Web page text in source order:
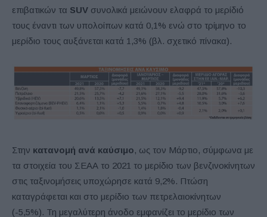
επιβατικών τα SUV συνολικά μειώνουν ελαφρά το μερίδιό
τους έναντι των υπολοίπων κατά 0,1% ενώ στο τρίμηνο το
μερίδιο τους αυξάνεται κατά 1,3% (βλ. σχετικό πίνακα).
Στην κατανομή ανά καύσιμο, ως τον Μάρτιο, σύμφωνα με
τα στοιχεία του ΣΕΑΑ το 2021 το μερίδιο των βενζινοκίνητων
στις ταξινομήσεις υποχώρησε κατά 9,2%. Πτώση
καταγράφεται και στο μερίδιο των πετρελαιοκίνητων
(-5,5%). Τη μεγαλύτερη άνοδο εμφανίζει το μερίδιο των